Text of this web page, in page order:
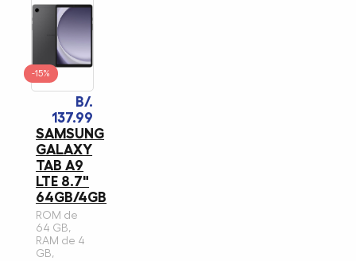
-15%
B/.
137.99
SAMSUNG
GALAXY
TAB A9
LTE 8.7"
64GB/4GB
ROM de
64 GB,
RAM de 4
GB,